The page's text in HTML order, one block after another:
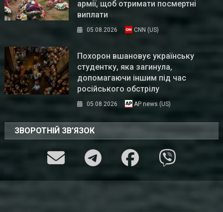
армії, щоб отримати посмертні
виплати
05.08.2026 CNN (US)
Похорон вшановує українську
студентку, яка загинула,
допомагаючи іншим під час
російського обстрілу
05.08.2026 AP news (US)
ЗВОРОТНІЙ ЗВ’ЯЗОК